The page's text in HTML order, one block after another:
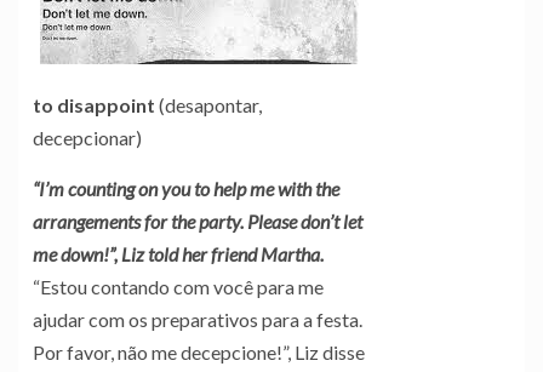
to disappoint (desapontar,
decepcionar)
“I’m counting on you to help me with the
arrangements for the party. Please don’t let
me down!”, Liz told her friend Martha.
“Estou contando com você para me
ajudar com os preparativos para a festa.
Por favor, não me decepcione!”, Liz disse